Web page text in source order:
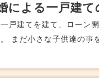
いて
による一戸建て
一戸建てを建て、ローン
供達と住んでいき
と考えています。 しかし
さいので扶養内で得ら